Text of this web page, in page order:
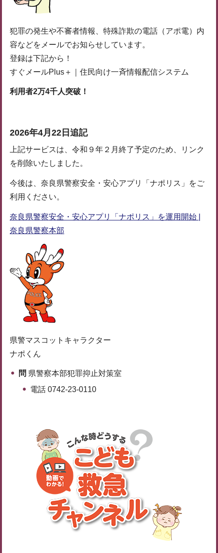
犯罪の発生や不審者情報、特殊詐欺の電話（アポ電）内
容などをメールでお知らせしています。
登録は下記から！
すぐメールPlus＋｜住民向け一斉情報配信システム
利用者2万4千人突破！
2026年4月22日追記
上記サービスは、令和９年２月終了予定のため、リンク
を削除いたしました。
今後は、奈良県警察安全・安心アプリ「ナポリス」をご
利用ください。
奈良県警察安全・安心アプリ「ナポリス」を運用開始 |
奈良県警察本部
県警マスコットキャラクター
ナポくん
問 県警察本部犯罪抑止対策室
電話 0742-23-0110